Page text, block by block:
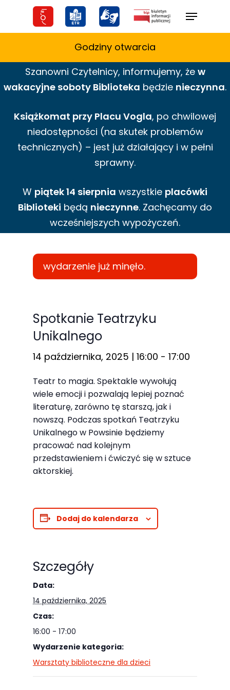
Menu
Godziny otwarcia
Szanowni Czytelnicy, informujemy, że w
wakacyjne soboty Biblioteka będzie nieczynna.
Książkomat przy Placu Vogla, po chwilowej
niedostępności (na skutek problemów
technicznych) – jest już działający i w pełni
sprawny.
W piątek 14 sierpnia wszystkie placówki
Biblioteki będą nieczynne. Zachęcamy do
wcześniejszych wypożyczeń.
wydarzenie już minęło.
Spotkanie Teatrzyku
Unikalnego
14 października, 2025 | 16:00 - 17:00
Teatr to magia. Spektakle wywołują
wiele emocji i pozwalają lepiej poznać
literaturę, zarówno tę starszą, jak i
nowszą. Podczas spotkań Teatrzyku
Unikalnego w Powsinie będziemy
pracować nad kolejnym
przedstawieniem i ćwiczyć się w sztuce
aktorskiej.
Dodaj do kalendarza
Szczegóły
Data:
14 października, 2025
Czas:
16:00 - 17:00
Wydarzenie kategoria:
Warsztaty biblioteczne dla dzieci
Te pliki cookie
nie są
opcjonalne. Są
one potrzebne
funkcjonowania
strony
internetowej.
Statystyka
Abyśmy mogli
poprawić
strony
internetowej,
tego, jak
strona jest
używana.
Doświadczenie
strona
internetowa